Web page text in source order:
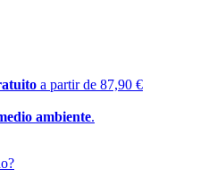
a partir de 87,90 €
ambiente.